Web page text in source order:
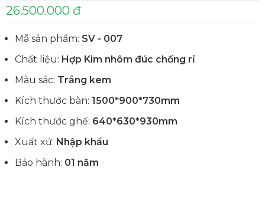
26.500.000 đ
Mã sản phẩm: SV - 007
Chất liệu: Hợp Kim nhôm đúc chống rỉ
Màu sắc: Trắng kem
Kích thước bàn: 1500*900*730mm
Kích thước ghế: 640*630*930mm
Xuất xứ: Nhập khẩu
Bảo hành: 01 năm